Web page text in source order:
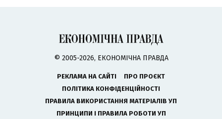
© 2005-2026, ЕКОНОМІЧНА ПРАВДА
РЕКЛАМА НА САЙТІ
ПРО ПРОЄКТ
ПОЛІТИКА КОНФІДЕНЦІЙНОСТІ
ПРАВИЛА ВИКОРИСТАННЯ МАТЕРІАЛІВ УП
ПРИНЦИПИ І ПРАВИЛА РОБОТИ УП